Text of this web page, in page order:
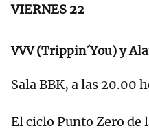
VIERNES 22
VVV (Trippin´You) y
Sala BBK, a las 20.00
El ciclo Punto Zero de